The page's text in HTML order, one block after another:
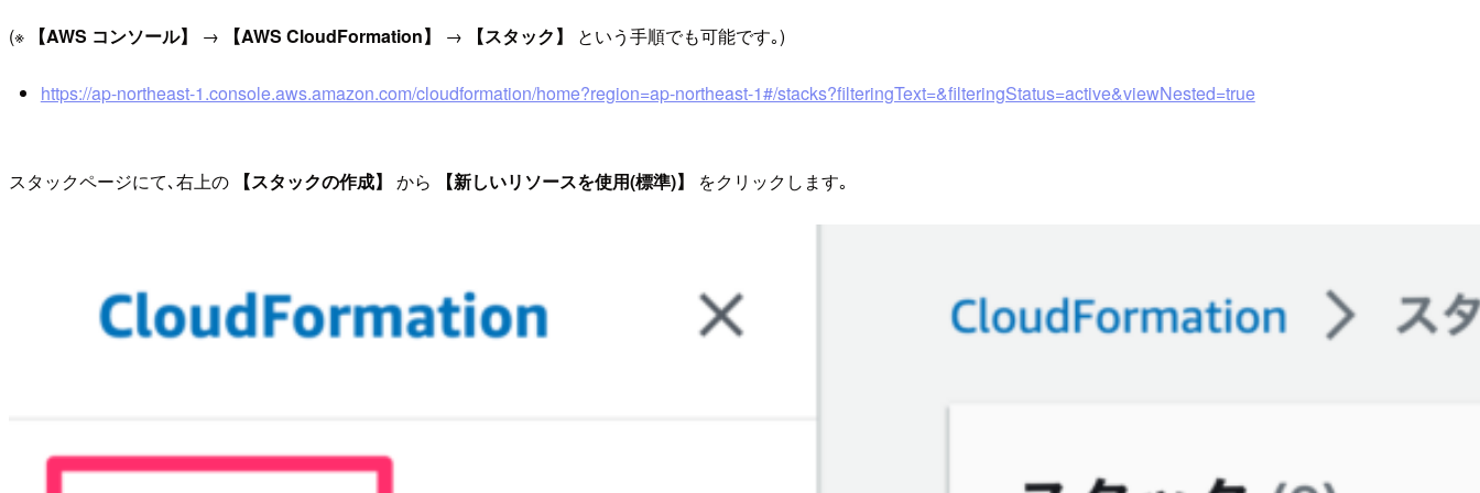
(※ 【AWS コンソール】 → 【AWS CloudFormation】 → 【スタック】 という手順でも可能です｡)
https://ap-northeast-1.console.aws.amazon.com/cloudformation/home?region=ap-northeast-1#/stacks?filteringText=&filteringStatus=active&viewNested=true
スタックページにて､右上の 【スタックの作成】 から 【新しいリソースを使用(標準)】 をクリックします｡